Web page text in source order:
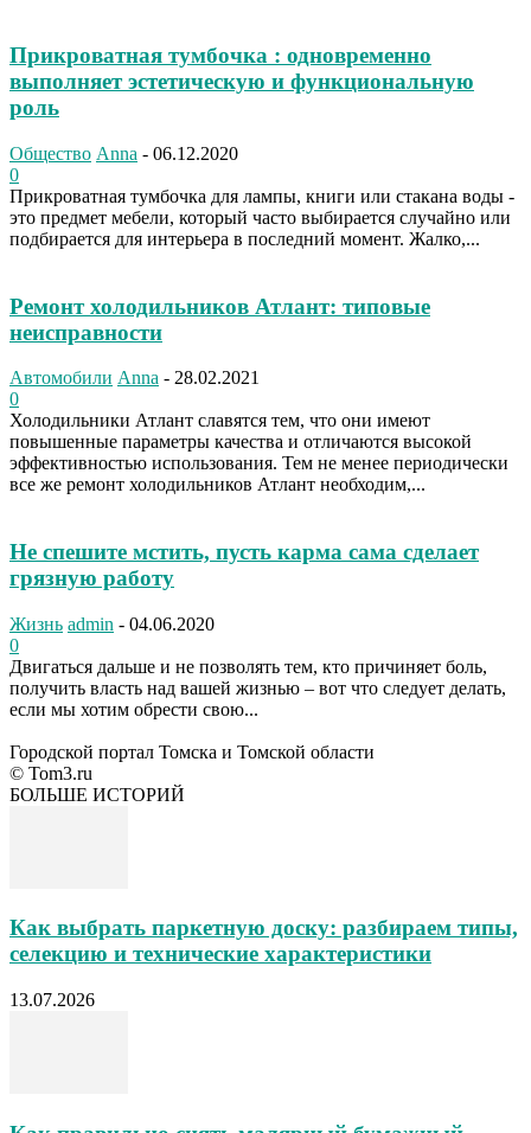
Прикроватная тумбочка : одновременно
выполняет эстетическую и функциональную
роль
Общество Anna - 06.12.2020
0
Прикроватная тумбочка для лампы, книги или стакана воды -
это предмет мебели, который часто выбирается случайно или
подбирается для интерьера в последний момент. Жалко,...
Ремонт холодильников Атлант: типовые
неисправности
Автомобили Anna - 28.02.2021
0
Холодильники Атлант славятся тем, что они имеют
повышенные параметры качества и отличаются высокой
эффективностью использования. Тем не менее периодически
все же ремонт холодильников Атлант необходим,...
Не спешите мстить, пусть карма сама сделает
грязную работу
Жизнь admin - 04.06.2020
0
Двигаться дальше и не позволять тем, кто причиняет боль,
получить власть над вашей жизнью – вот что следует делать,
если мы хотим обрести свою...
Городской портал Томска и Томской области
© Tom3.ru
БОЛЬШЕ ИСТОРИЙ
Как выбрать паркетную доску: разбираем типы,
селекцию и технические характеристики
13.07.2026